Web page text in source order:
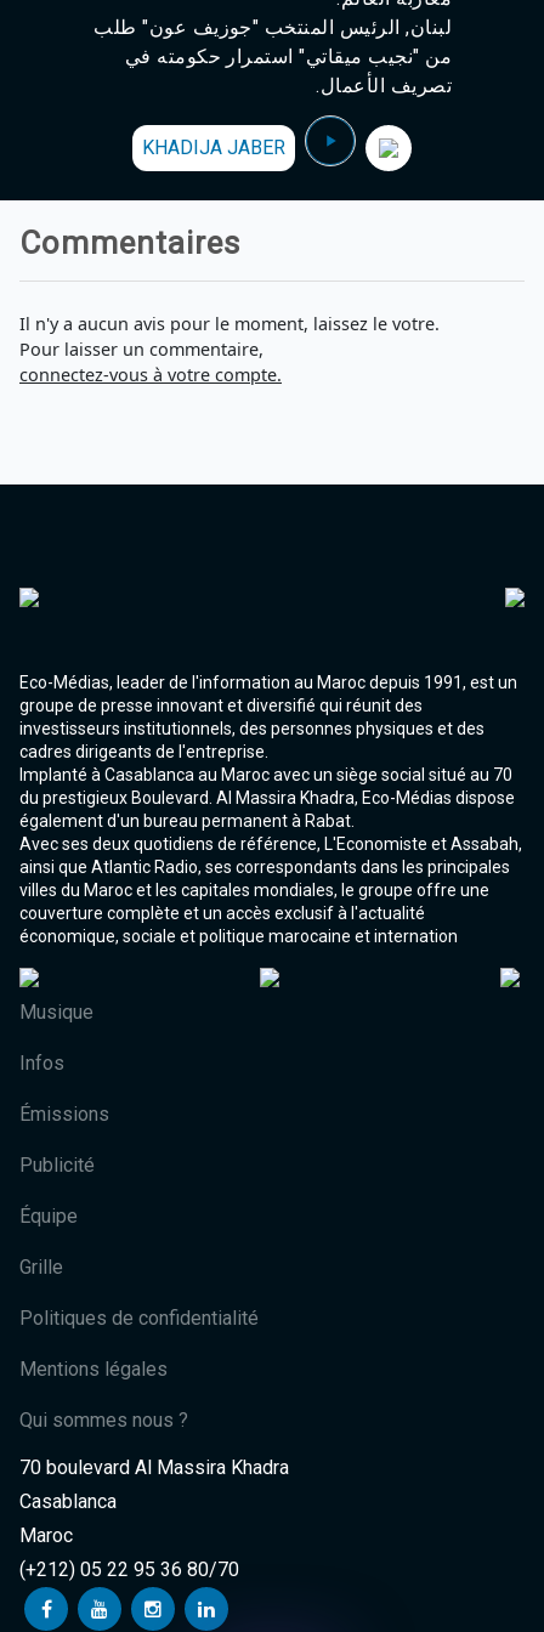
Agadir 99.7 Hz
Tanger 103.3 Hz
Tétouan 87.8 Hz
Fès 98.8 Hz
Meknès 97.2 Hz
El Jadida 97.3
Settat 104,6
Chefchaouen 106.4
Tiznit 103.1
SkhourRhamna 92.2
Taroudant 104.9
لبنان, الرئيس المنتخب "جوزيف عون" طلب
من "نجيب ميقاتي" استمرار حكومته في
تصريف الأعمال.
KHADIJA JABER
Commentaires
Il n'y a aucun avis pour le moment, laissez le votre.
Pour laisser un commentaire,
connectez-vous à votre compte.
Eco-Médias, leader de l'information au Maroc depuis 1991, est un
groupe de presse innovant et diversifié qui réunit des
investisseurs institutionnels, des personnes physiques et des
cadres dirigeants de l'entreprise.
Implanté à Casablanca au Maroc avec un siège social situé au 70
du prestigieux Boulevard. Al Massira Khadra, Eco-Médias dispose
également d'un bureau permanent à Rabat.
Avec ses deux quotidiens de référence, L'Economiste et Assabah,
ainsi que Atlantic Radio, ses correspondants dans les principales
villes du Maroc et les capitales mondiales, le groupe offre une
couverture complète et un accès exclusif à l'actualité
économique, sociale et politique marocaine et internation
Musique
Infos
Émissions
Publicité
Équipe
Grille
Politiques de confidentialité
Mentions légales
Qui sommes nous ?
70 boulevard Al Massira Khadra
Casablanca
Maroc
(+212) 05 22 95 36 80/70